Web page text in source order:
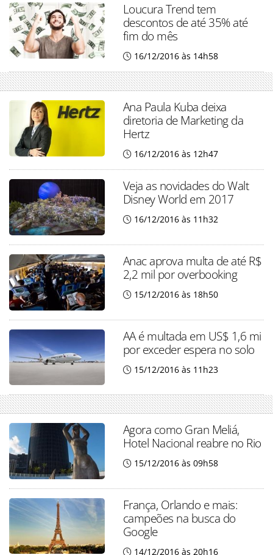
Loucura Trend tem
descontos de até 35% até
fim do mês
16/12/2016 às 14h58
Ana Paula Kuba deixa
diretoria de Marketing da
Hertz
16/12/2016 às 12h47
Veja as novidades do Walt
Disney World em 2017
16/12/2016 às 11h32
Anac aprova multa de até R$
2,2 mil por overbooking
15/12/2016 às 18h50
AA é multada em US$ 1,6 mi
por exceder espera no solo
15/12/2016 às 11h23
Agora como Gran Meliá,
Hotel Nacional reabre no Rio
15/12/2016 às 09h58
França, Orlando e mais:
campeões na busca do
Google
14/12/2016 às 20h16